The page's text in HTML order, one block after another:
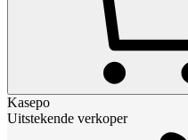
Kasepo
Uitstekende verkoper